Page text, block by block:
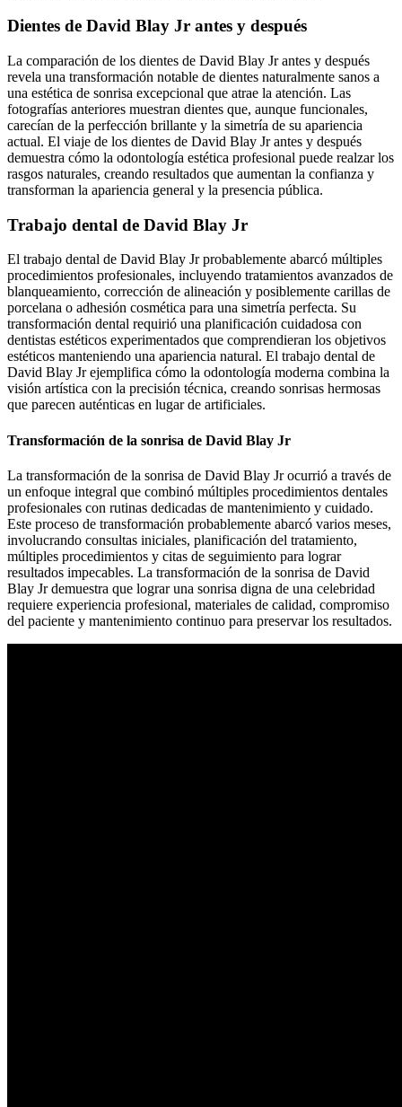
Dientes de David Blay Jr antes y después
La comparación de los dientes de David Blay Jr antes y después
revela una transformación notable de dientes naturalmente sanos a
una estética de sonrisa excepcional que atrae la atención. Las
fotografías anteriores muestran dientes que, aunque funcionales,
carecían de la perfección brillante y la simetría de su apariencia
actual. El viaje de los dientes de David Blay Jr antes y después
demuestra cómo la odontología estética profesional puede realzar los
rasgos naturales, creando resultados que aumentan la confianza y
transforman la apariencia general y la presencia pública.
Trabajo dental de David Blay Jr
El trabajo dental de David Blay Jr probablemente abarcó múltiples
procedimientos profesionales, incluyendo tratamientos avanzados de
blanqueamiento, corrección de alineación y posiblemente carillas de
porcelana o adhesión cosmética para una simetría perfecta. Su
transformación dental requirió una planificación cuidadosa con
dentistas estéticos experimentados que comprendieran los objetivos
estéticos manteniendo una apariencia natural. El trabajo dental de
David Blay Jr ejemplifica cómo la odontología moderna combina la
visión artística con la precisión técnica, creando sonrisas hermosas
que parecen auténticas en lugar de artificiales.
Transformación de la sonrisa de David Blay Jr
La transformación de la sonrisa de David Blay Jr ocurrió a través de
un enfoque integral que combinó múltiples procedimientos dentales
profesionales con rutinas dedicadas de mantenimiento y cuidado.
Este proceso de transformación probablemente abarcó varios meses,
involucrando consultas iniciales, planificación del tratamiento,
múltiples procedimientos y citas de seguimiento para lograr
resultados impecables. La transformación de la sonrisa de David
Blay Jr demuestra que lograr una sonrisa digna de una celebridad
requiere experiencia profesional, materiales de calidad, compromiso
del paciente y mantenimiento continuo para preservar los resultados.